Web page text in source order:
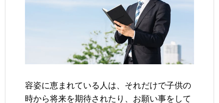
容姿に恵まれている人は、それだけで子供の
時から将来を期待されたり、お願い事をして